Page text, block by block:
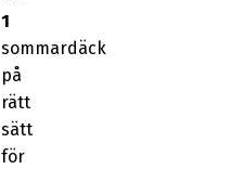
1
sommardäck
på
rätt
sätt
för